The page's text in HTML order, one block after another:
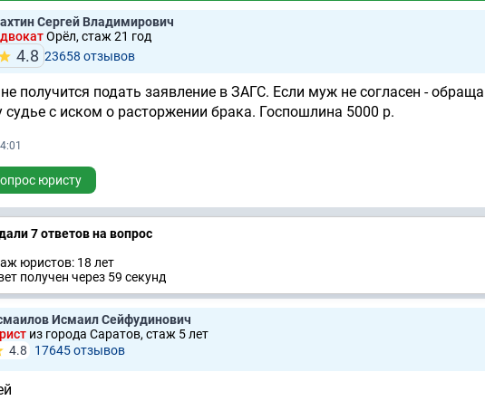
Сергей Владимирович
Орёл, стаж 21 год
4.8 23658 отзывов
получится подать заявление в ЗАГС. Если муж не согласен -
с иском о расторжении брака. Госпошлина 5000 р.
юристу
7 ответов на вопрос
юристов: 18 лет
получен через 59 секунд
Исмаил Сейфудинович
из города Саратов, стаж 5 лет
4.8
17645 отзывов